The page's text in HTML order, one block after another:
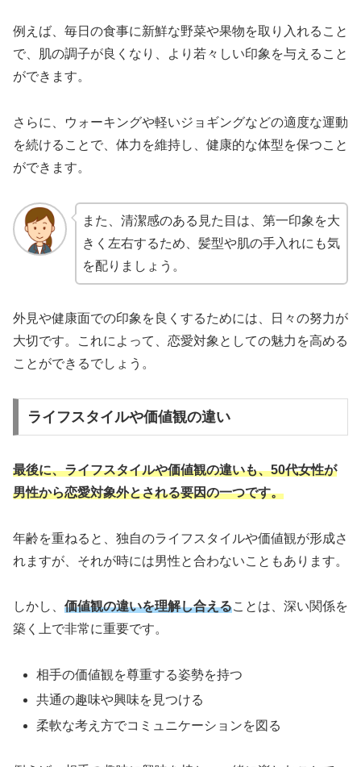
例えば、毎日の食事に新鮮な野菜や果物を取り入れること
で、肌の調子が良くなり、より若々しい印象を与えること
ができます。
さらに、ウォーキングや軽いジョギングなどの適度な運動
を続けることで、体力を維持し、健康的な体型を保つこと
ができます。
また、清潔感のある見た目は、第一印象を大
きく左右するため、髪型や肌の手入れにも気
を配りましょう。
外見や健康面での印象を良くするためには、日々の努力が
大切です。これによって、恋愛対象としての魅力を高める
ことができるでしょう。
ライフスタイルや価値観の違い
最後に、ライフスタイルや価値観の違いも、50代女性が
男性から恋愛対象外とされる要因の一つです。
年齢を重ねると、独自のライフスタイルや価値観が形成さ
れますが、それが時には男性と合わないこともあります。
しかし、 価値観の違いを理解し合えることは、深い関係を
築く上で非常に重要です。
相手の価値観を尊重する姿勢を持つ
共通の趣味や興味を見つける
柔軟な考え方でコミュニケーションを図る